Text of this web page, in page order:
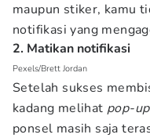
maupun stiker, kamu
notifikasi yang
2. Matikan notifikasi
Pexels/Brett Jordan
Setelah sukses
kadang melihat pop-up
ponsel masih saja